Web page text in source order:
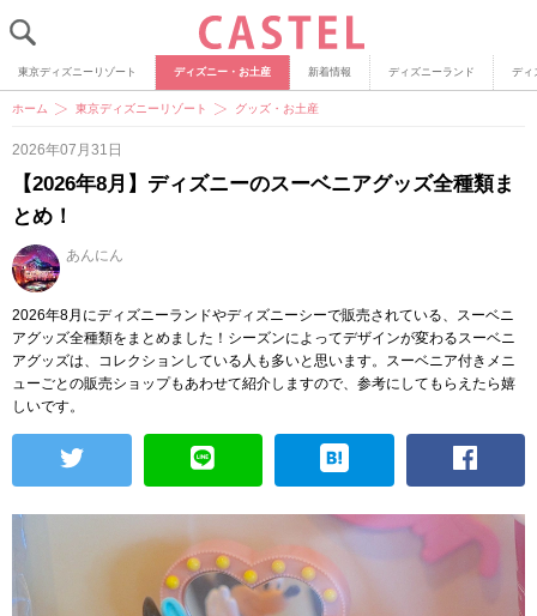
東京ディズニーリゾート ディズニー・お土産 新着情報 ディズニーランド ディ
ホーム 東京ディズニーリゾート グッズ・お土産
2026年07月31日
【2026年8月】ディズニーのスーベニアグッズ全種類ま
とめ！
あんにん
2026年8月にディズニーランドやディズニーシーで販売されている、スーベニ
アグッズ全種類をまとめました！シーズンによってデザインが変わるスーベニ
アグッズは、コレクションしている人も多いと思います。スーベニア付きメニ
ューごとの販売ショップもあわせて紹介しますので、参考にしてもらえたら嬉
しいです。